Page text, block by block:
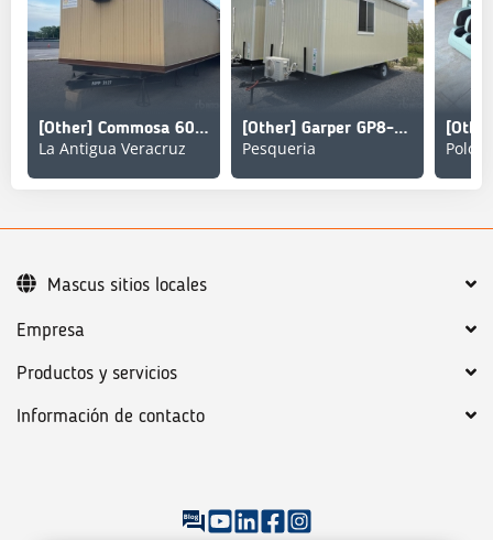
[Other] Commosa 60 ft 8 in x 12 ft Portable T/A Oficina Mo
La Antigua Veracruz
[Other] Garper GP8-24
Pesqueria
Empresa
Productos y servicios
Información de contacto
Mascus sitios locales